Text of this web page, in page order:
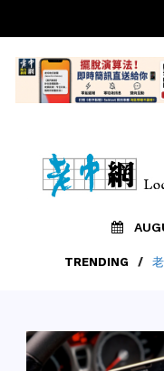
TRENDING /